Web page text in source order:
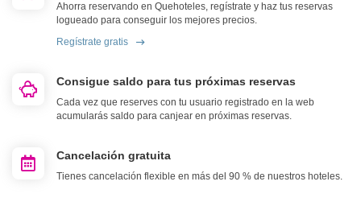
Ahorra reservando en Quehoteles, regístrate y haz tus reservas
logueado para conseguir los mejores precios.
Regístrate gratis
Consigue saldo para tus próximas reservas
Cada vez que reserves con tu usuario registrado en la web
acumularás saldo para canjear en próximas reservas.
Cancelación gratuita
Tienes cancelación flexible en más del 90 % de nuestros hoteles.